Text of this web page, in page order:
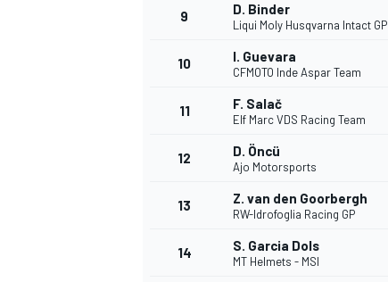
9 D. Binder
Liqui Moly Husqvarna Intact GP
10 I. Guevara
CFMOTO Inde Aspar Team
11 F. Salač
Elf Marc VDS Racing Team
12 D. Öncü
Ajo Motorsports
13 Z. van den Goorbergh
RW-Idrofoglia Racing GP
14 S. Garcia Dols
MT Helmets - MSI